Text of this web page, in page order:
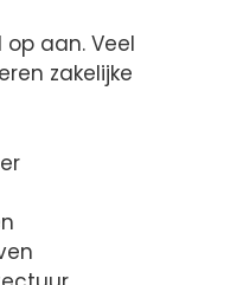
aan. Veel
zakelijke